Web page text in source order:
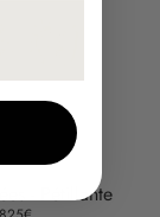
- Pétillante